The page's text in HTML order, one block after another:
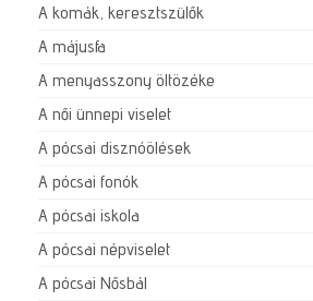
A komák, keresztszülők
A májusfa
A menyasszony öltözéke
A női ünnepi viselet
A pócsai disznóölések
A pócsai fonók
A pócsai iskola
A pócsai népviselet
A pócsai Nősbál